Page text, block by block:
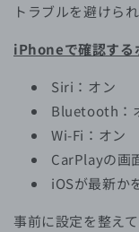
トラブルを避けられ
iPhoneで確認する
Siri：オン
Bluetooth：
Wi-Fi：オン
CarPlayの画
iOSが最新か
事前に設定を整え